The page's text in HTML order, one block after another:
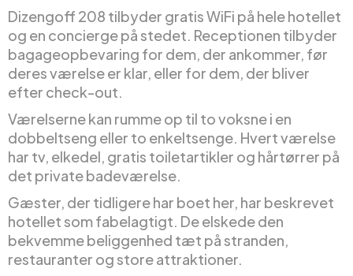
Dizengoff 208 tilbyder gratis WiFi på hele hotellet
og en concierge på stedet. Receptionen tilbyder
bagageopbevaring for dem, der ankommer, før
deres værelse er klar, eller for dem, der bliver
efter check-out.
Værelserne kan rumme op til to voksne i en
dobbeltseng eller to enkeltsenge. Hvert værelse
har tv, elkedel, gratis toiletartikler og hårtørrer på
det private badeværelse.
Gæster, der tidligere har boet her, har beskrevet
hotellet som fabelagtigt. De elskede den
bekvemme beliggenhed tæt på stranden,
restauranter og store attraktioner.